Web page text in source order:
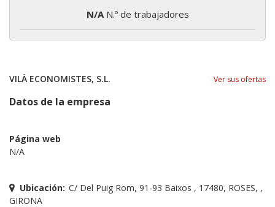
N/AN.º de trabajadores
VILÀ ECONOMISTES, S.L. Ver sus ofertas
Datos de la empresa
Página web
N/A
Ubicación: C/ Del Puig Rom, 91-93 Baixos , 17480, ROSES, ,
GIRONA